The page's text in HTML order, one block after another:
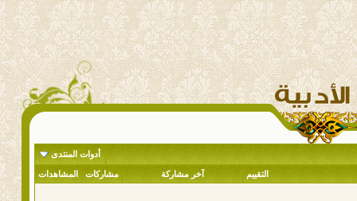
أدوات المنتدى
التقييم آخر مشاركة مشاركات المشاهدات